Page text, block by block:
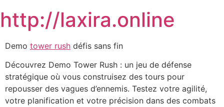
to
content
http://laxira.online
Demo tower rush défis sans fin
Découvrez Demo Tower Rush : un jeu de défense
stratégique où vous construisez des tours pour
repousser des vagues d’ennemis. Testez votre agilité,
votre planification et votre précision dans des combats